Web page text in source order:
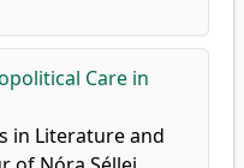
Care in
in Literature and